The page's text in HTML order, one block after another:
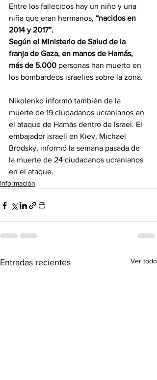
Entre los fallecidos hay un niño y una
niña que eran hermanos, “nacidos en
2014 y 2017”.
Según el Ministerio de Salud de la
franja de Gaza, en manos de Hamás,
más de 5.000 personas han muerto en
los bombardeos israelíes sobre la zona.
Nikolenko informó también de la
muerte de 19 ciudadanos ucranianos en
el ataque de Hamás dentro de Israel. El
embajador israelí en Kiev, Michael
Brodsky, informó la semana pasada de
la muerte de 24 ciudadanos ucranianos
en el ataque.
Información
Entradas recientes Ver todo